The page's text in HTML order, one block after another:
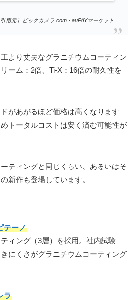
引用元］ビックカメラ.com・auPAYマーケット
より丈夫なグラニチウムコーティン
ーム：2倍、Ti-X：16倍の耐久性を
があがるほど価格は高くなります
トータルコストは安く済む可能性が
ティングと同じくらい、あるいはそ
新作も登場しています。
テーノ
ィング（3層）を採用。社内試験
きにくさがグラニチウムコーティング
ラ